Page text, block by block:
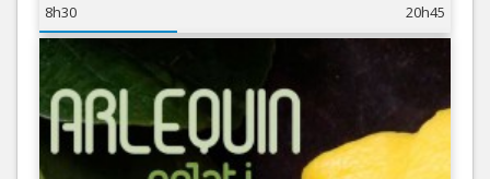
8h30
20h45